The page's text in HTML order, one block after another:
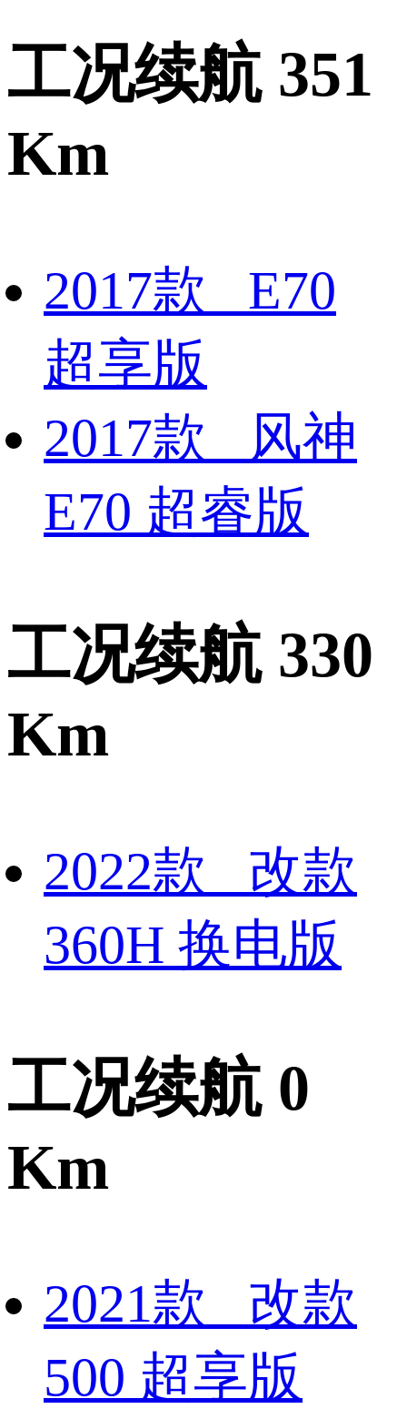
工况续航 351
Km
2017款 E70
超享版
2017款 风神
E70 超睿版
工况续航 330
Km
2022款 改款
360H 换电版
工况续航 0
Km
2021款 改款
500 超享版